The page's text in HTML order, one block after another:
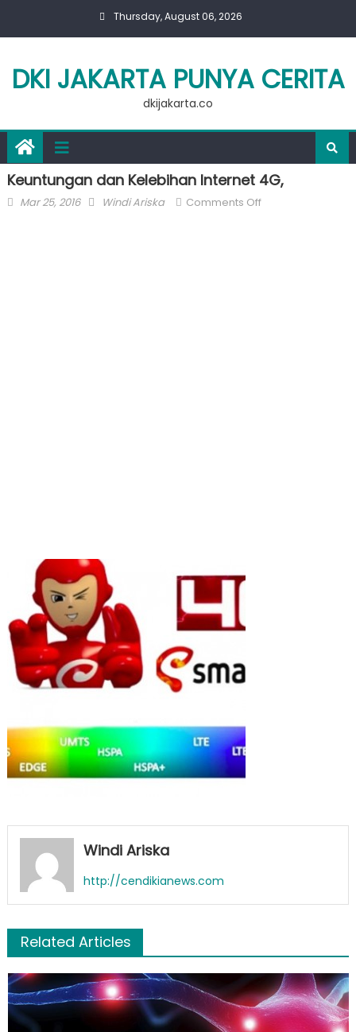
Thursday, August 06, 2026
DKI JAKARTA PUNYA CERITA
dkijakarta.co
Keuntungan dan Kelebihan Internet 4G,
Posted
Mar 25, 2016 Author
Windi Ariska Comments Offon
Windi Ariska
http://cendikianews.com
Related Articles